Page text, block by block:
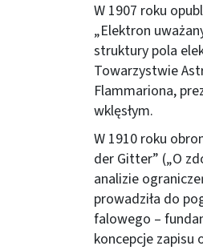
W 1907 roku
„Elektron
struktury pola
Towarzystwie
Flammariona,
wklęsłym.
W 1910 roku
der Gitter” („O
analizie
prowadziła do
falowego –
koncepcje zapisu